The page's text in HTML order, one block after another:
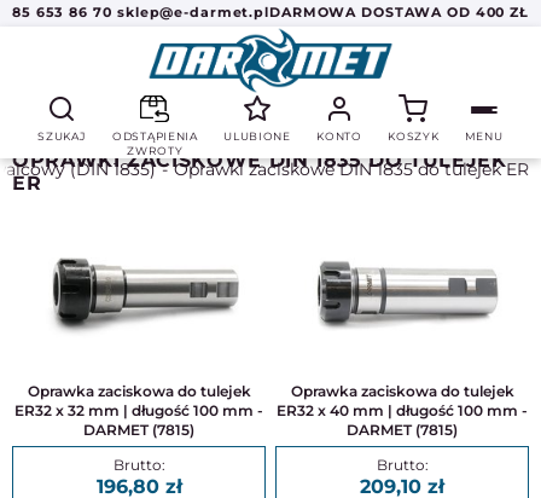
85 653 86 70 sklep@e-darmet.plDARMOWA DOSTAWA OD 400 ZŁ
SZUKAJ
ODSTĄPIENIA
ZWROTY
ULUBIONE KONTO KOSZYK MENU
(DIN 1835) Oprawki zaciskowe DIN 1835 do tulejek ER
OPRAWKI ZACISKOWE DIN 1835 DO TULEJEK
ER
Oprawka zaciskowa do tulejek
ER32 x 32 mm | długość 100 mm -
DARMET (7815)
196,80
Oprawka zaciskowa do tulejek
ER32 x 40 mm | długość 100 mm -
DARMET (7815)
209,10